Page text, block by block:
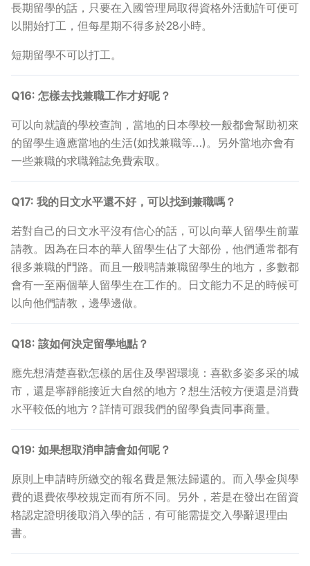
長期留學的話，只要在入國管理局取得資格外活動許可便可
以開始打工，但每星期不得多於28小時。
短期留學不可以打工。
Q16: 怎樣去找兼職工作才好呢？
可以向就讀的學校查詢，當地的日本學校一般都會幫助初來
的留學生適應當地的生活(如找兼職等…)。另外當地亦會有
一些兼職的求職雜誌免費索取。
Q17: 我的日文水平還不好，可以找到兼職嗎？
若對自己的日文水平沒有信心的話，可以向華人留學生前輩
請教。因為在日本的華人留學生佔了大部份，他們通常都有
很多兼職的門路。而且一般聘請兼職留學生的地方，多數都
會有一至兩個華人留學生在工作的。日文能力不足的時候可
以向他們請教，邊學邊做。
Q18: 該如何決定留學地點？
應先想清楚喜歡怎樣的居住及學習環境：喜歡多姿多采的城
市，還是寧靜能接近大自然的地方？想生活較方便還是消費
水平較低的地方？詳情可跟我們的留學負責同事商量。
Q19: 如果想取消申請會如何呢？
原則上申請時所繳交的報名費是無法歸還的。而入學金與學
費的退費依學校規定而有所不同。另外，若是在發出在留資
格認定證明後取消入學的話，有可能需提交入學辭退理由
書。